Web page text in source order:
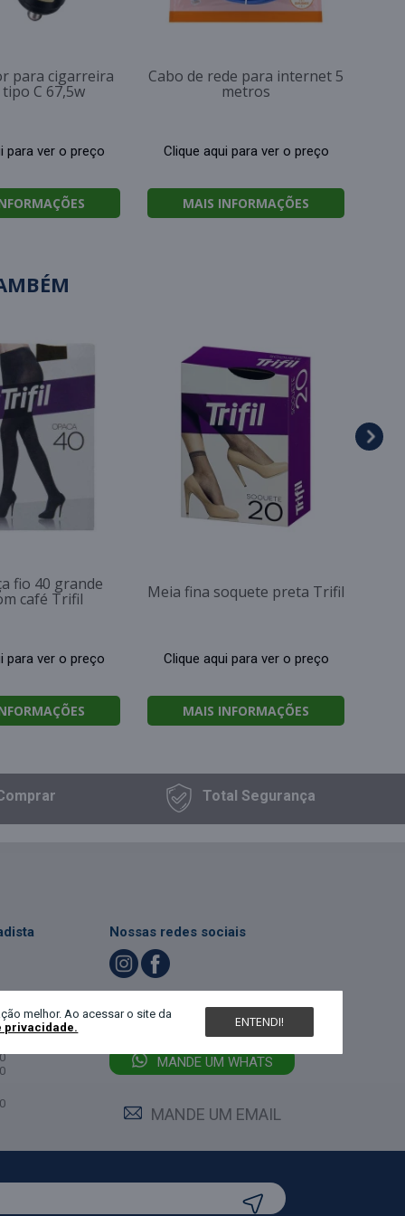
para cigarreira
tipo C 67,5w
para ver o preço
Cabo de rede para internet 5
metros
Clique aqui para ver o preço
MAIS INFORMAÇÕES
fio 40 grande
café Trifil
para ver o preço
Meia fina soquete preta Trifil
Clique aqui para ver o preço
MAIS INFORMAÇÕES
Total Segurança
melhor. Ao acessar o site da
privacidade.
ENTENDI!
Nossas redes sociais
LIGUE (47) 3467-5540
MANDE UM WHATS
MANDE UM EMAIL